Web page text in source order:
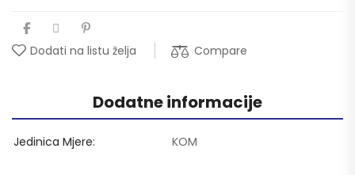
Dodati na listu želja Compare
Dodatne informacije
Jedinica Mjere KOM